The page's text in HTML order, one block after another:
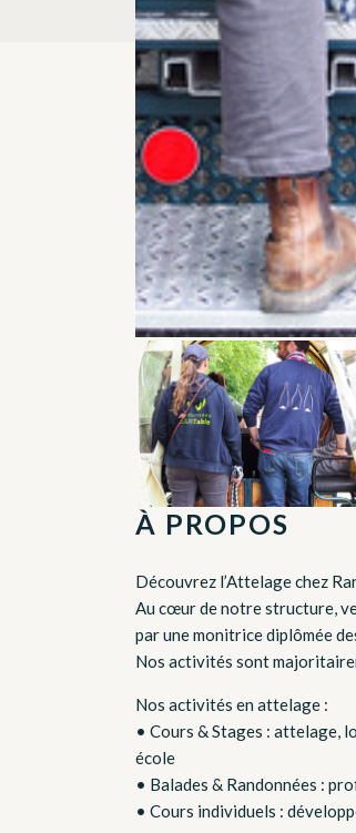
À PROPOS
Découvrez l’Attelage chez
Au cœur de notre structure,
par une monitrice diplômée
Nos activités sont
Nos activités en attelage :
• Cours & Stages : attelage,
école
• Balades & Randonnées :
• Cours individuels :